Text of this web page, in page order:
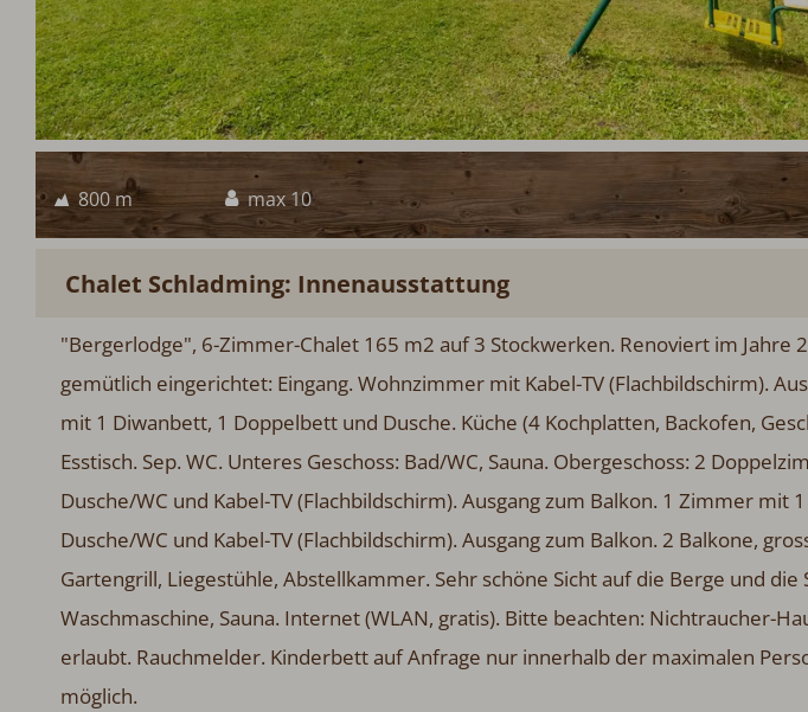
800 m max 10
Chalet Schladming: Innenausstattung
"Bergerlodge", 6-Zimmer-Chalet 165 m2 auf 3 Stockwerken. Renoviert im Jahre
gemütlich eingerichtet: Eingang. Wohnzimmer mit Kabel-TV (Flachbildschirm).
mit 1 Diwanbett, 1 Doppelbett und Dusche. Küche (4 Kochplatten, Backofen,
Esstisch. Sep. WC. Unteres Geschoss: Bad/WC, Sauna. Obergeschoss: 2
Dusche/WC und Kabel-TV (Flachbildschirm). Ausgang zum Balkon. 1 Zimmer mit
Dusche/WC und Kabel-TV (Flachbildschirm). Ausgang zum Balkon. 2 Balkone,
Gartengrill, Liegestühle, Abstellkammer. Sehr schöne Sicht auf die Berge und die
Waschmaschine, Sauna. Internet (WLAN, gratis). Bitte beachten: Nichtraucher-
erlaubt. Rauchmelder. Kinderbett auf Anfrage nur innerhalb der maximalen
möglich.